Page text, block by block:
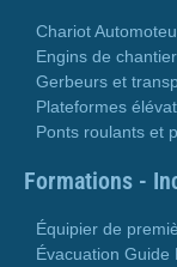
Chariot
Engins de chantier
Gerbeurs et
Plateformes
Ponts roulants et
Formations -
Équipier de
Évacuation Guide